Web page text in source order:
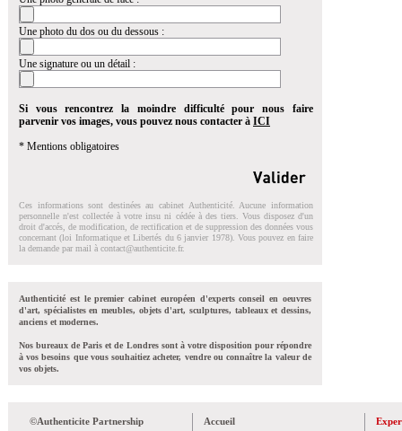
Une photo du dos ou du dessous :
Une signature ou un détail :
Si vous rencontrez la moindre difficulté pour nous faire
parvenir vos images, vous pouvez nous contacter à ICI
* Mentions obligatoires
Ces informations sont destinées au cabinet Authenticité. Aucune information
personnelle n'est collectée à votre insu ni cédée à des tiers. Vous disposez d'un
droit d'accés, de modification, de rectification et de suppression des données vous
concernant (loi Informatique et Libertés du 6 janvier 1978). Vous pouvez en faire
la demande par mail à contact@authenticite.fr.
Authenticité est le premier cabinet européen d'experts conseil en oeuvres
d'art, spécialistes en meubles, objets d'art, sculptures, tableaux et dessins,
anciens et modernes.
Nos bureaux de Paris et de Londres sont à votre disposition pour répondre
à vos besoins que vous souhaitiez acheter, vendre ou connaître la valeur de
vos objets.
©Authenticite Partnership
Accueil